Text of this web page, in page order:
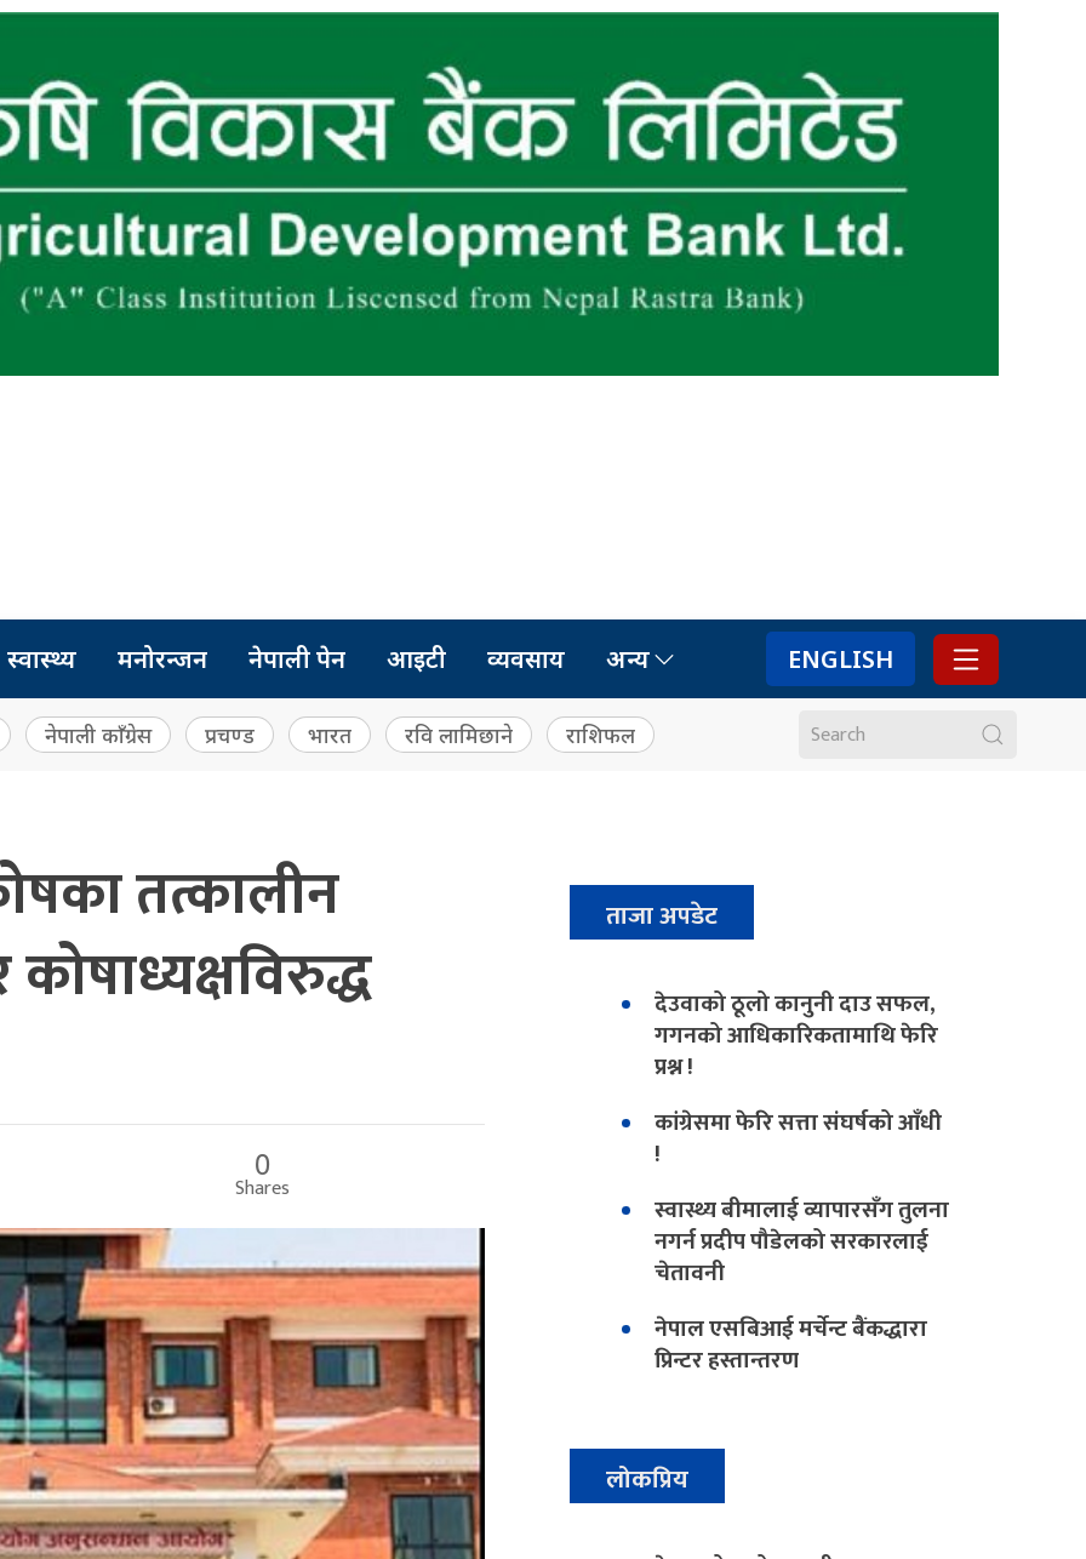
स्वास्थ्य मनोरन्जन नेपाली पेन आइटी व्यवसाय अन्य ENGLISH
नेपाली काँग्रेस प्रचण्ड भारत रवि लामिछाने राशिफल
तत्कालीन
0
Shares
ताजा अपडेट
देउवाको ठूलो कानुनी दाउ सफल,
गगनको आधिकारिकतामाथि फेरि
प्रश्न !
कांग्रेसमा फेरि सत्ता संघर्षको आँधी
!
स्वास्थ्य बीमालाई व्यापारसँग तुलना
नगर्न प्रदीप पौडेलको सरकारलाई
चेतावनी
नेपाल एसबिआई मर्चेन्ट बैंकद्धारा
प्रिन्टर हस्तान्तरण
लोकप्रिय